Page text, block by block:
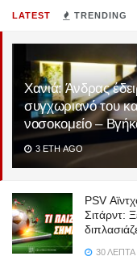
LATEST TRENDING
Χανιά: Άνδρας
συγχωριανό του
νοσοκομείο –
3 ΈΤΗ AGO
PSV
Σιτάρντ:
30 ΛΕΠΤΆ